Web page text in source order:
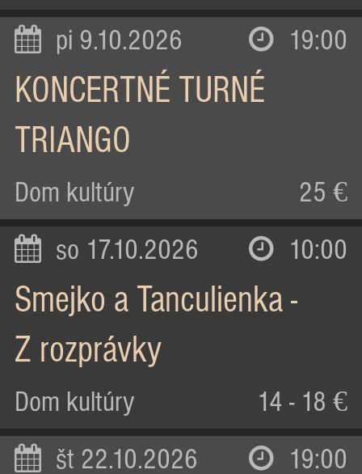
pi 9.10.2026 19:00
KONCERTNÉ TURNÉ
TRIANGO
Dom kultúry 25 €
so 17.10.2026 10:00
Smejko a Tanculienka -
Z rozprávky
Dom kultúry 14 - 18 €
št 22.10.2026 19:00